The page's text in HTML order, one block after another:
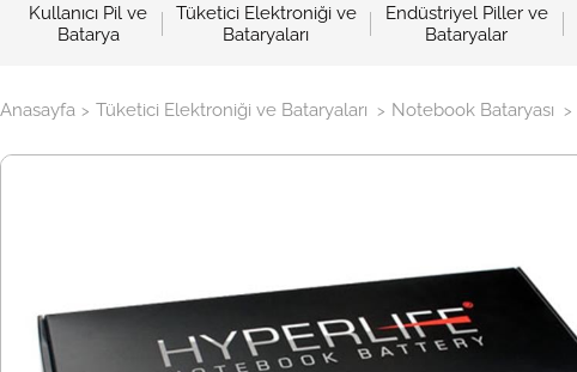
Kullanıcı Pil ve
Batarya
Tüketici Elektroniği ve
Bataryaları
Endüstriyel Piller ve
Bataryalar
Anasayfa > Tüketici Elektroniği ve Bataryaları > Notebook Bataryası >